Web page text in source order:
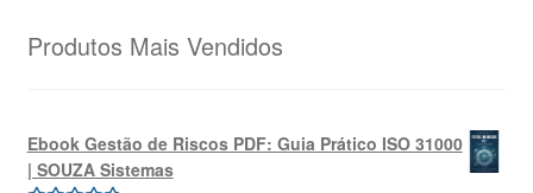
Produtos Mais Vendidos
Ebook Gestão de Riscos PDF: Guia Prático ISO 31000
| SOUZA Sistemas